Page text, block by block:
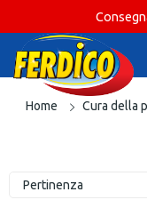
Home Cura della
Pertinenza